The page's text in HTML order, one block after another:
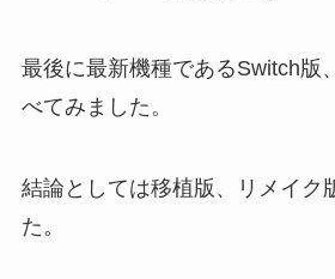
最後に最新機種であるSwitch版
べてみました。
結論としては移植版、リメイク
た。